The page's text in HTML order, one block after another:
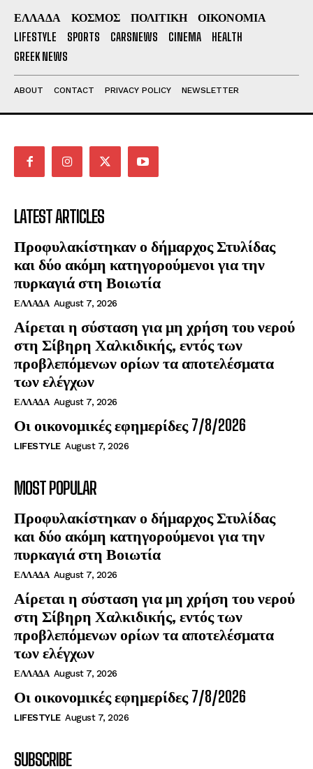
ΕΛΛΑΔΑ ΚΟΣΜΟΣ ΠΟΛΙΤΙΚΗ
ΟΙΚΟΝΟΜΙΑ
LIFESTYLE
SPORTS CARSNEWS CINEMA
HEALTH
GREEK NEWS
ABOUT CONTACT PRIVACY POLICY NEWSLETTER
LATEST ARTICLES
Προφυλακίστηκαν ο δήμαρχος Στυλίδας
και δύο ακόμη κατηγορούμενοι για την
πυρκαγιά στη Βοιωτία
ΕΛΛΑΔΑ August 7, 2026
Αίρεται η σύσταση για μη χρήση του νερού
στη Σίβηρη Χαλκιδικής, εντός των
προβλεπόμενων ορίων τα αποτελέσματα
των ελέγχων
ΕΛΛΑΔΑ August 7, 2026
Οι οικονομικές εφημερίδες 7/8/2026
LIFESTYLE August 7, 2026
MOST POPULAR
Προφυλακίστηκαν ο δήμαρχος Στυλίδας
και δύο ακόμη κατηγορούμενοι για την
πυρκαγιά στη Βοιωτία
ΕΛΛΑΔΑ August 7, 2026
Αίρεται η σύσταση για μη χρήση του νερού
στη Σίβηρη Χαλκιδικής, εντός των
προβλεπόμενων ορίων τα αποτελέσματα
των ελέγχων
ΕΛΛΑΔΑ August 7, 2026
Οι οικονομικές εφημερίδες 7/8/2026
LIFESTYLE August 7, 2026
SUBSCRIBE